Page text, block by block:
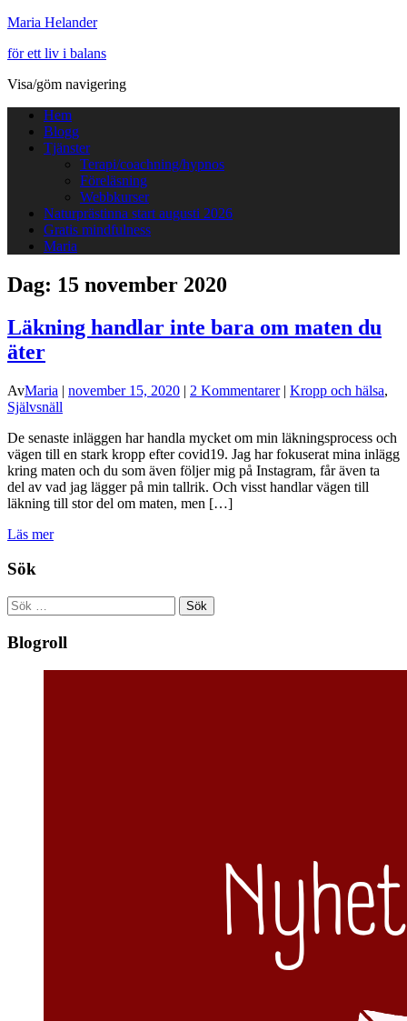
Maria Helander
för ett liv i balans
Visa/göm navigering
Hem
Blogg
Tjänster
Terapi/coachning/hypnos
Föreläsning
Webbkurser
Naturprästinna start augusti 2026
Gratis mindfulness
Maria
Dag: 15 november 2020
Läkning handlar inte bara om maten du
äter
AvMaria | november 15, 2020 | 2 Kommentarer| Kropp och hälsa,
Självsnäll
De senaste inläggen har handla mycket om min läkningsprocess och
vägen till en stark kropp efter covid19. Jag har fokuserat mina inlägg
kring maten och du som även följer mig på Instagram, får även ta
del av vad jag lägger på min tallrik. Och visst handlar vägen till
läkning till stor del om maten, men […]
Läs mer
Sök
Sök
efter:
Blogroll